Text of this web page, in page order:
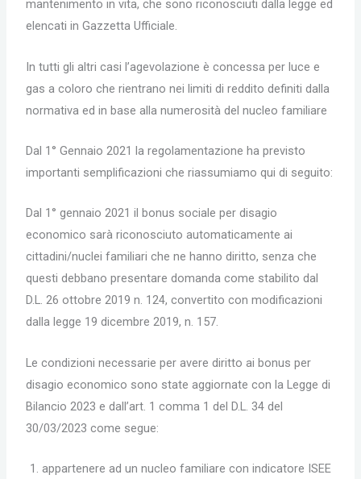
mantenimento in vita, che sono riconosciuti dalla legge ed
elencati in Gazzetta Ufficiale.
In tutti gli altri casi l’agevolazione è concessa per luce e
gas a coloro che rientrano nei limiti di reddito definiti dalla
normativa ed in base alla numerosità del nucleo familiare
Dal 1° Gennaio 2021 la regolamentazione ha previsto
importanti semplificazioni che riassumiamo qui di seguito:
Dal 1° gennaio 2021 il bonus sociale per disagio
economico sarà riconosciuto automaticamente ai
cittadini/nuclei familiari che ne hanno diritto, senza che
questi debbano presentare domanda come stabilito dal
D.L. 26 ottobre 2019 n. 124, convertito con modificazioni
dalla legge 19 dicembre 2019, n. 157.
Le condizioni necessarie per avere diritto ai bonus per
disagio economico sono state aggiornate con la Legge di
Bilancio 2023 e dall’art. 1 comma 1 del D.L. 34 del
30/03/2023 come segue:
appartenere ad un nucleo familiare con indicatore ISEE